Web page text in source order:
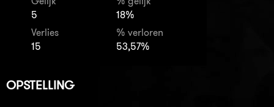
5
18%
Verlies
15
% verloren
53,57%
OPSTELLING